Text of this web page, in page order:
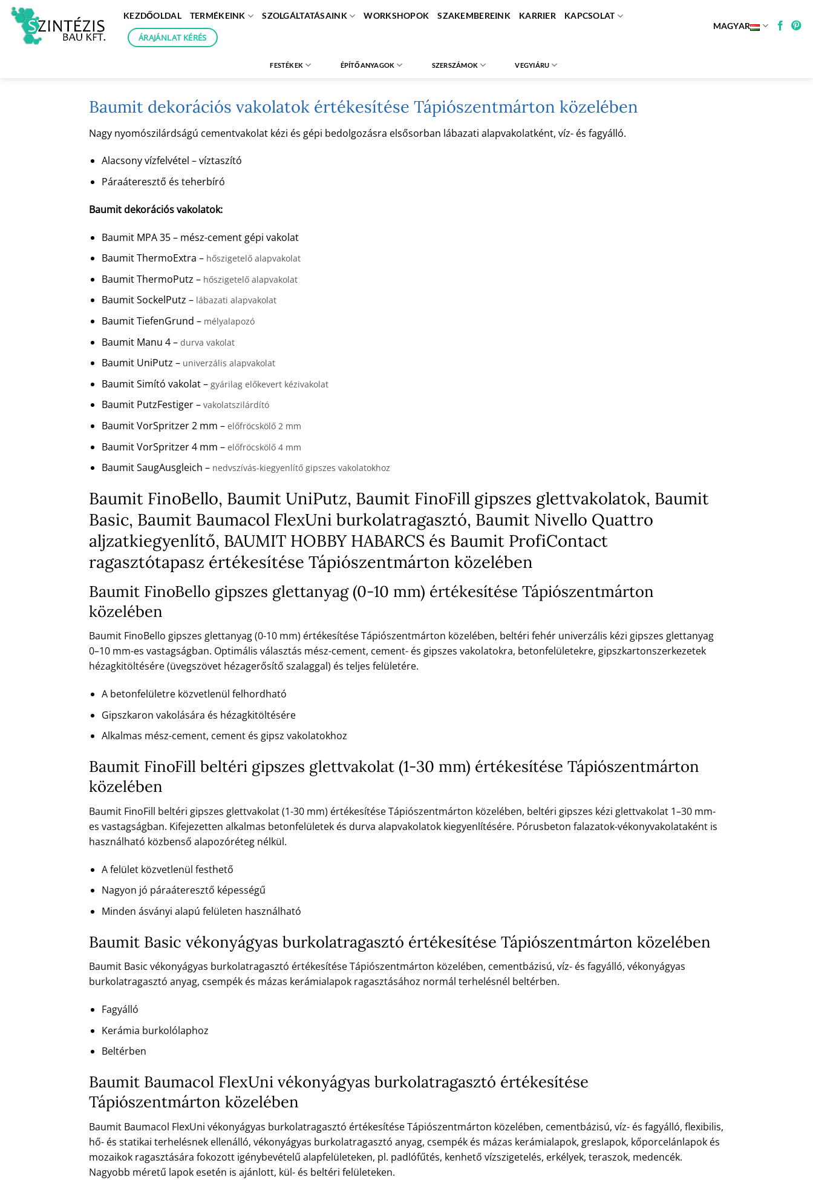
Skip
content
KEZDŐOLDAL TERMÉKEINK SZOLGÁLTATÁSAINK WORKSHOPOK SZAKEMBEREINK KARRIER KAPCSOLAT
ÁRAJÁNLAT KÉRÉS
MAGYAR
FESTÉKEK ÉPÍTŐANYAGOK SZERSZÁMOK VEGYIÁRU
Baumit dekorációs vakolatok értékesítése Tápiószentmárton közelében
Nagy nyomószilárdságú cementvakolat kézi és gépi bedolgozásra elsősorban lábazati alapvakolatként, víz- és fagyálló.
Alacsony vízfelvétel – víztaszító
Páraáteresztő és teherbíró
Baumit dekorációs vakolatok:
Baumit MPA 35 – mész-cement gépi vakolat
Baumit ThermoExtra – hőszigetelő alapvakolat
Baumit ThermoPutz – hőszigetelő alapvakolat
Baumit SockelPutz – lábazati alapvakolat
Baumit TiefenGrund – mélyalapozó
Baumit Manu 4 – durva vakolat
Baumit UniPutz – univerzális alapvakolat
Baumit Simító vakolat – gyárilag előkevert kézivakolat
Baumit PutzFestiger – vakolatszilárdító
Baumit VorSpritzer 2 mm – előfröcskölő 2 mm
Baumit VorSpritzer 4 mm – előfröcskölő 4 mm
Baumit SaugAusgleich – nedvszívás-kiegyenlítő gipszes vakolatokhoz
Baumit FinoBello, Baumit UniPutz, Baumit FinoFill gipszes glettvakolatok, Baumit
Basic, Baumit Baumacol FlexUni burkolatragasztó, Baumit Nivello Quattro
aljzatkiegyenlítő, BAUMIT HOBBY HABARCS és Baumit ProfiContact
ragasztótapasz értékesítése Tápiószentmárton közelében
Baumit FinoBello gipszes glettanyag (0-10 mm) értékesítése Tápiószentmárton
közelében
Baumit FinoBello gipszes glettanyag (0-10 mm) értékesítése Tápiószentmárton közelében, beltéri fehér univerzális kézi gipszes glettanyag
0–10 mm-es vastagságban. Optimális választás mész-cement, cement- és gipszes vakolatokra, betonfelületekre, gipszkartonszerkezetek
hézagkitöltésére (üvegszövet hézagerősítő szalaggal) és teljes felületére.
A betonfelületre közvetlenül felhordható
Gipszkaron vakolására és hézagkitöltésére
Alkalmas mész-cement, cement és gipsz vakolatokhoz
Baumit FinoFill beltéri gipszes glettvakolat (1-30 mm) értékesítése Tápiószentmárton
közelében
Baumit FinoFill beltéri gipszes glettvakolat (1-30 mm) értékesítése Tápiószentmárton közelében, beltéri gipszes kézi glettvakolat 1–30 mm-
es vastagságban. Kifejezetten alkalmas betonfelületek és durva alapvakolatok kiegyenlítésére. Pórusbeton falazatok-vékonyvakolataként is
használható közbenső alapozóréteg nélkül.
A felület közvetlenül festhető
Nagyon jó páraáteresztő képességű
Minden ásványi alapú felületen használható
Baumit Basic vékonyágyas burkolatragasztó értékesítése Tápiószentmárton közelében
Baumit Basic vékonyágyas burkolatragasztó értékesítése Tápiószentmárton közelében, cementbázisú, víz- és fagyálló, vékonyágyas
burkolatragasztó anyag, csempék és mázas kerámialapok ragasztásához normál terhelésnél beltérben.
Fagyálló
Kerámia burkolólaphoz
Beltérben
Baumit Baumacol FlexUni vékonyágyas burkolatragasztó értékesítése
Tápiószentmárton közelében
Baumit Baumacol FlexUni vékonyágyas burkolatragasztó értékesítése Tápiószentmárton közelében, cementbázisú, víz- és fagyálló, flexibilis,
hő- és statikai terhelésnek ellenálló, vékonyágyas burkolatragasztó anyag, csempék és mázas kerámialapok, greslapok, kőporcelánlapok és
mozaikok ragasztására fokozott igénybevételű alapfelületeken, pl. padlófűtés, kenhető vízszigetelés, erkélyek, teraszok, medencék.
Nagyobb méretű lapok esetén is ajánlott, kül- és beltéri felületeken.